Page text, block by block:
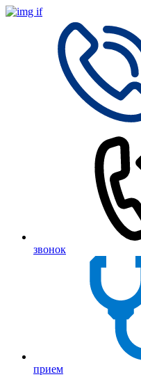
звонок
прием